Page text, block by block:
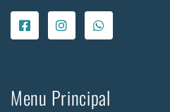
Menu Principal